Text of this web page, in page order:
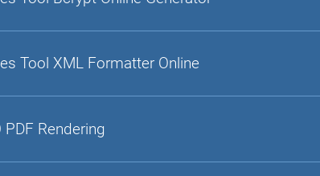
Tool XML Formatter Online
PDF Rendering